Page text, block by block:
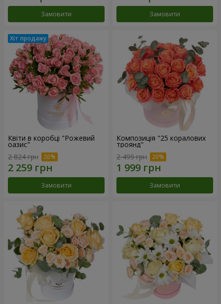
Замовити Замовити
Квіти в коробці "Рожевий
оазис"
2 824 грн
Замовити
Композиція "25 коралових
троянд"
2 499 грн
Замовити